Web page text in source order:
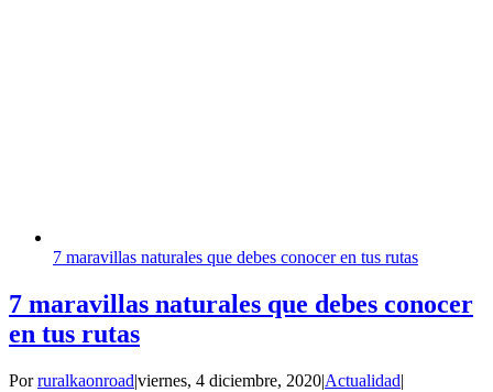
7 maravillas naturales que debes conocer en tus rutas
7 maravillas naturales que debes conocer
en tus rutas
Porruralkaonroad|viernes, 4 diciembre, 2020|Actualidad|